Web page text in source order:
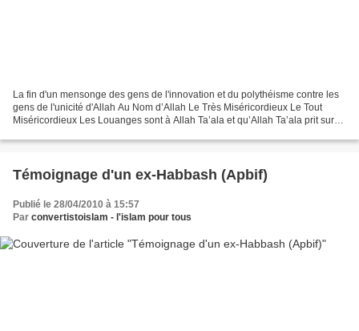
La fin d'un mensonge des gens de l'innovation et du polythéisme contre les
gens de l'unicité d'Allah Au Nom d’Allah Le Très Miséricordieux Le Tout
Miséricordieux Les Louanges sont à Allah Ta’ala et qu’Allah Ta’ala prit sur
Témoignage d'un ex-Habbash (Apbif)
Publié le 28/04/2010 à 15:57
Par convertistoislam - l'islam pour tous